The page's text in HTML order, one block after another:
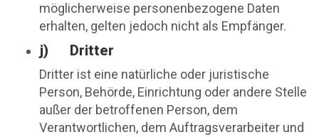
möglicherweise personenbezogene Daten
erhalten, gelten jedoch nicht als Empfänger.
j) Dritter
Dritter ist eine natürliche oder juristische
Person, Behörde, Einrichtung oder andere Stelle
außer der betroffenen Person, dem
Verantwortlichen, dem Auftragsverarbeiter und